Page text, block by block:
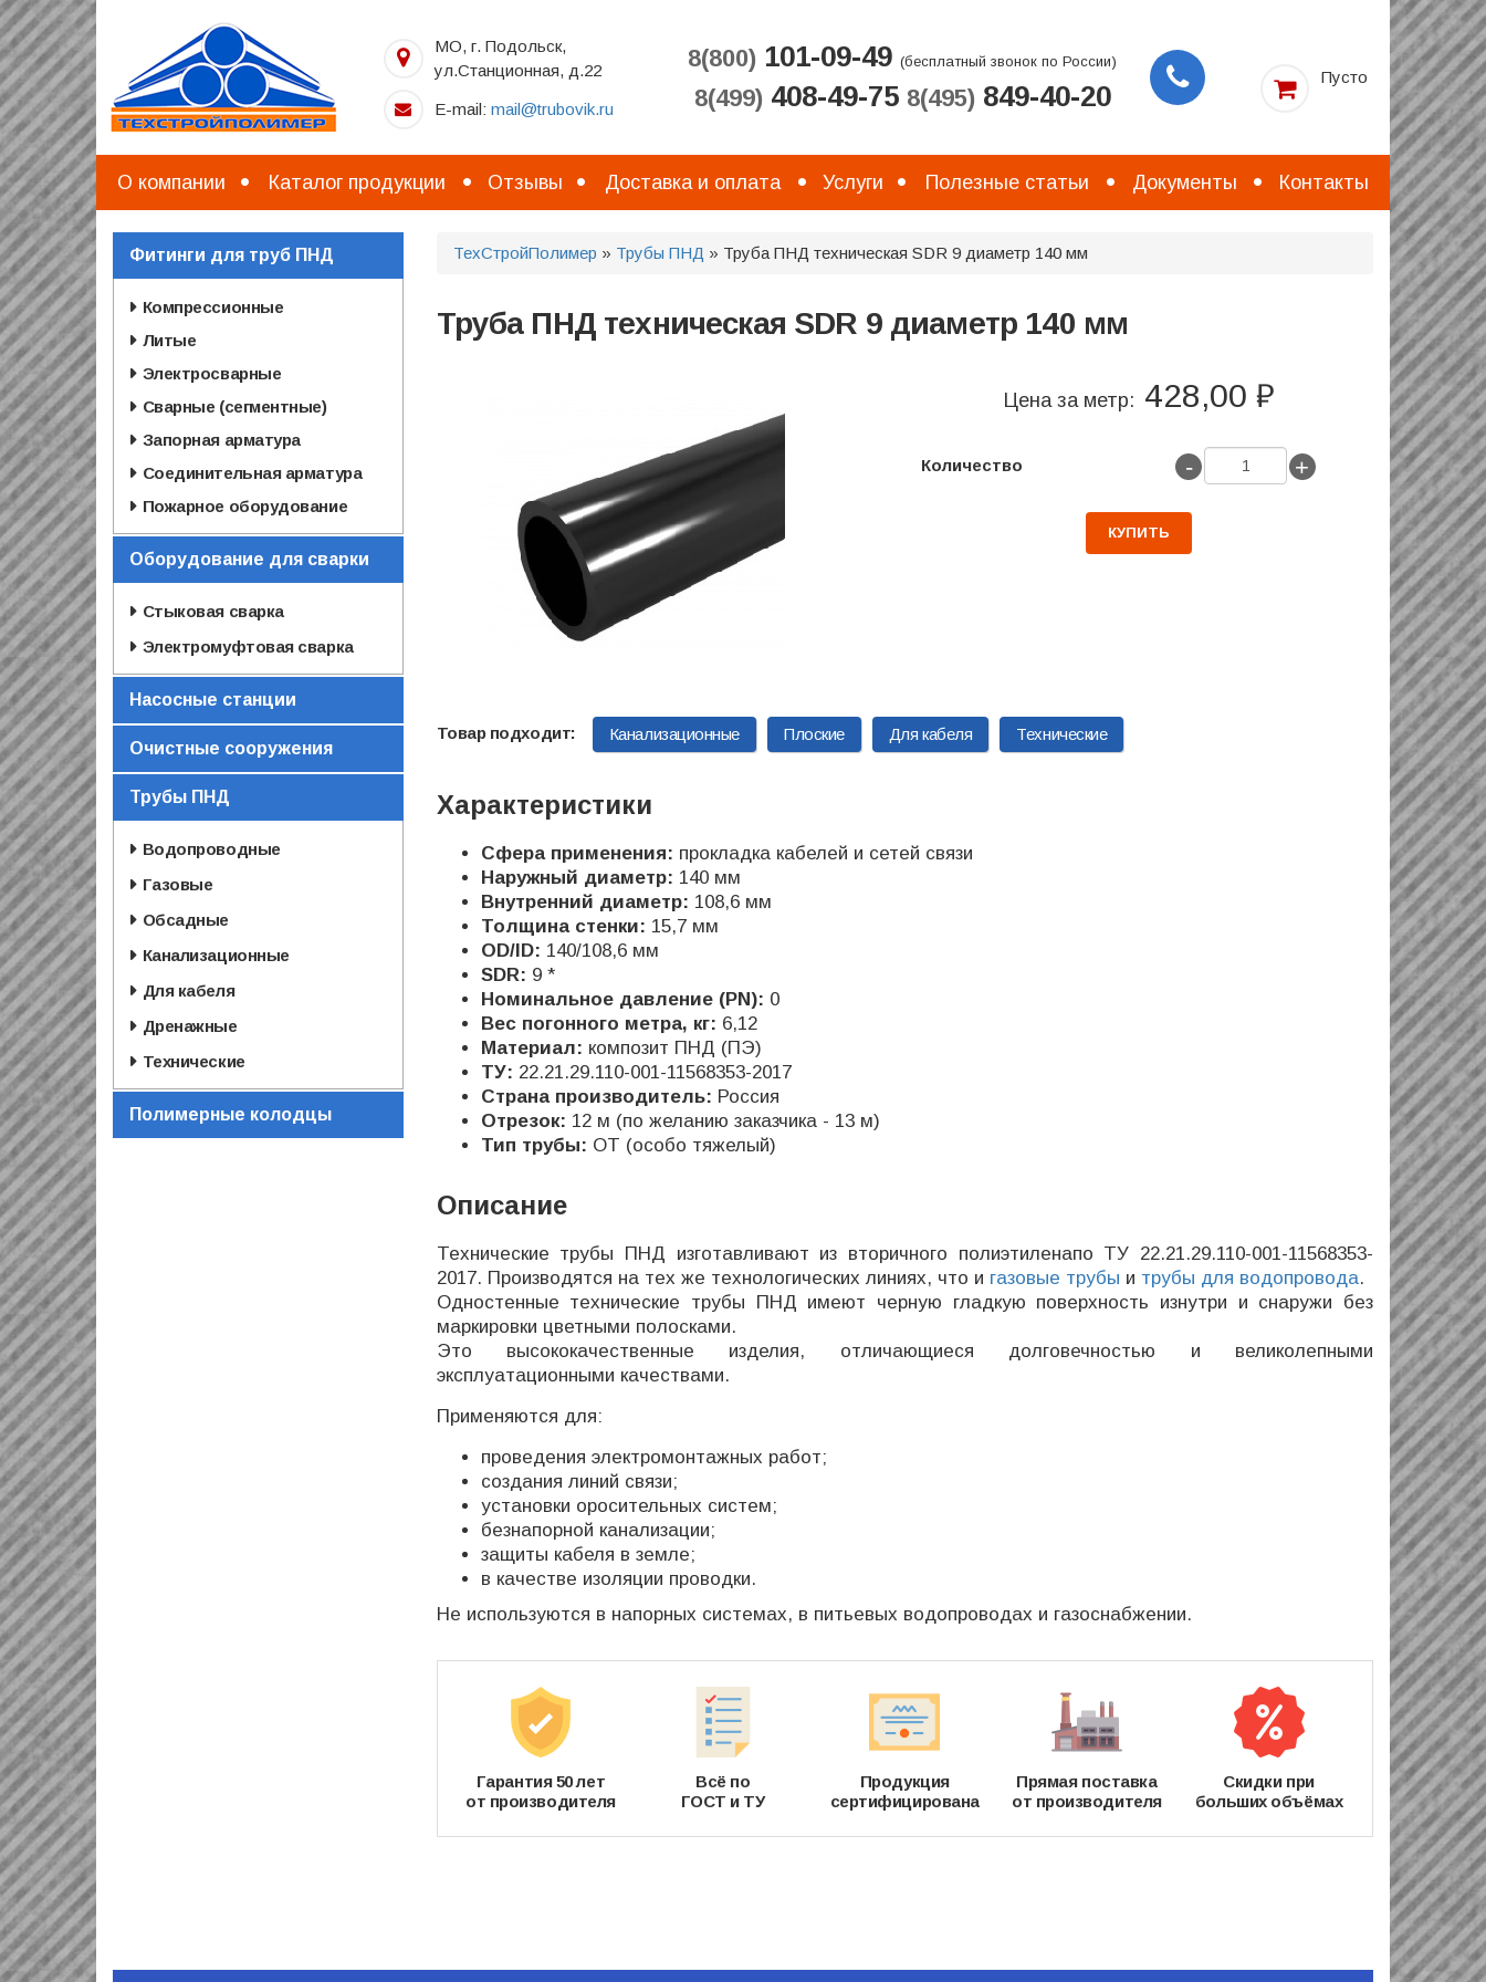
Перейти
к
основному
содержанию
МО, г. Подольск,
ул.Станционная, д.22
E-mail: mail@trubovik.ru
8(800) 101-09-49 (бесплатный звонок по России)
8(499) 408-49-75 8(495) 849-40-20
звонок
Пусто
О компании Каталог продукции Отзывы Доставка и оплата Услуги Полезные статьи Документы Контакты
Фитинги для труб ПНД
Компрессионные
Литые
Электросварные
Сварные (сегментные)
Запорная арматура
Соединительная арматура
Пожарное оборудование
Оборудование для сварки
Стыковая сварка
Электромуфтовая сварка
Насосные станции
Очистные сооружения
Трубы ПНД
Водопроводные
Газовые
Обсадные
Канализационные
Для кабеля
Дренажные
Технические
Полимерные колодцы
ТехСтройПолимер » Трубы ПНД » Труба ПНД техническая SDR 9 диаметр 140 мм
Труба ПНД техническая SDR 9 диаметр 140 мм
Цена за метр: 428,00 ₽
Количество - +
КУПИТЬ
Канализационные Плоские Для кабеля Технические
Характеристики
Сфера применения: прокладка кабелей и сетей связи
Наружный диаметр: 140 мм
Внутренний диаметр: 108,6 мм
Толщина стенки: 15,7 мм
OD/ID: 140/108,6 мм
SDR: 9 *
Номинальное давление (PN): 0
Вес погонного метра, кг: 6,12
Материал: композит ПНД (ПЭ)
ТУ: 22.21.29.110-001-11568353-2017
Страна производитель: Россия
Отрезок: 12 м (по желанию заказчика - 13 м)
Тип трубы: ОТ (особо тяжелый)
Описание
Технические трубы ПНД изготавливают из вторичного полиэтиленапо ТУ 22.21.29.110-001-11568353-
2017. Производятся на тех же технологических линиях, что и газовые трубы и трубы для водопровода.
Одностенные технические трубы ПНД имеют черную гладкую поверхность изнутри и снаружи без
маркировки цветными полосками.
Это высококачественные изделия, отличающиеся долговечностью и великолепными
эксплуатационными качествами.
Применяются для:
проведения электромонтажных работ;
создания линий связи;
установки оросительных систем;
безнапорной канализации;
защиты кабеля в земле;
в качестве изоляции проводки.
Не используются в напорных системах, в питьевых водопроводах и газоснабжении.
Гарантия 50 лет
от производителя
Всё по
ГОСТ и ТУ
Продукция
сертифицирована
Прямая поставка
от производителя
Скидки при
больших объёмах